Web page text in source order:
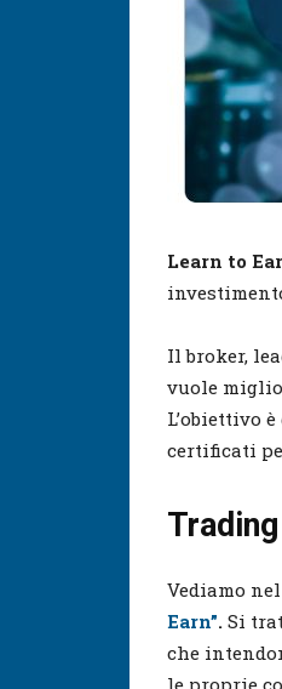
Learn to
Il broker,
vuole
L’obiettivo
certificati
Vediamo
Earn”. Si
che
le proprie